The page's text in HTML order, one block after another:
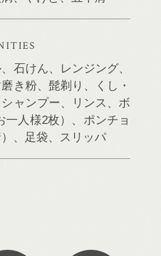
石けん、レンジング、
き粉、髭剃り、くし・
ャンプー、リンス、ボ
人様2枚）、ポンチョ
、足袋、スリッパ